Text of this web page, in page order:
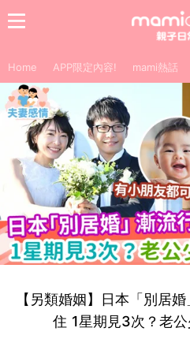
Home APP限定內容! mami熱話
【另類婚姻】日本「別居
住 1星期見3次？老